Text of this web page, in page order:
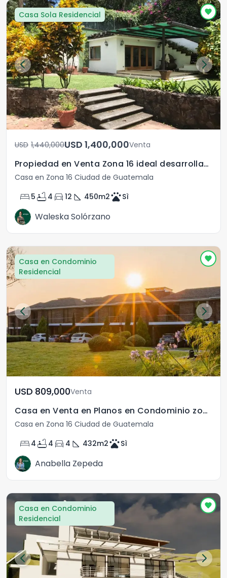
Casa Sola Residencial
USD	1,440,000 USD	1,400,000Venta
Propiedad en Venta Zona 16 ideal desarrolladores
Casa en Zona 16 Ciudad de Guatemala
bed 5 bathtub 4 directions_car 12 square_foot 450m2petsSì
Waleska Solórzano
Casa en Condominio
Residencial
USD	809,000Venta
Casa en Venta en Planos en Condominio zona 16 Guate
Casa en Zona 16 Ciudad de Guatemala
bed 4 bathtub 4 directions_car 4 square_foot 432m2petsSì
Anabella Zepeda
Casa en Condominio
Residencial